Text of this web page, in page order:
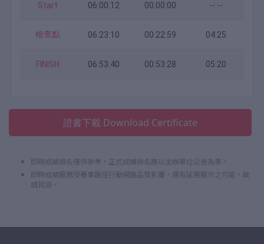
Start 06:00:12 00:00:00 --:--
檢查點 06:23:10 00:22:59 04:25
FINISH 06:53:40 00:53:28 05:20
證書下載 Download Certificate
即時成績排名僅供參考，正式成績排名應以主辦單位公告為準。
即時成績服務受賽事路徑行動網路品質影響，偶有延遲顯示之可能，敬
請見諒。